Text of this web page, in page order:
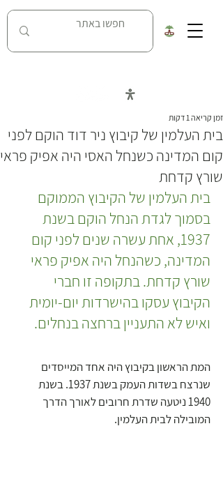
בית העלמין של קיבוץ ניר דוד הוקם לפני
קום המדינה כשנחל האסי היה אפיק פראי
שורץ קדחת
זמן קריאה 1 דקות
בית העלמין של הקיבוץ הממוקם
בסמוך לגדת הנחל הוקם בשנת
1937, אחת עשרה שנים לפני קום
המדינה, כשהנחל היה אפיק פראי
שורץ קדחת. בתקופה זו חברי
הקיבוץ עסקו בהישרדות יום-יומית
ואיש לא התעניין ברחצה בנחלים.
המת הראשון בקיבוץ היה אחד המייסדים
שנרצח בשדות העמק בשנת 1937. בשנת
1940 ניטעה שדרת חרובים לאורך הדרך
המובילה לבית העלמין.